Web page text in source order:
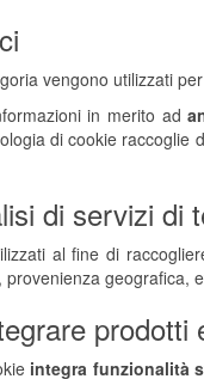
vengono utilizzati per
in merito ad
di cookie raccoglie
di servizi di
al fine di
geografica,
integra funzionalità